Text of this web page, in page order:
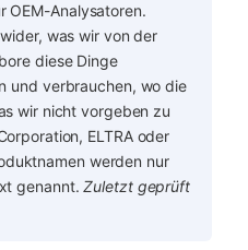
OEM-Analysatoren.
was wir von der
diese Dinge
und verbrauchen, wo die
wir nicht vorgeben zu
ELTRA oder
werden nur
genannt.Zuletzt geprüft